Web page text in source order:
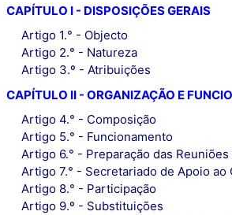
CAPÍTULO I - DISPOSIÇÕES GERAIS
Artigo 1.° - Objecto
Artigo 2.° - Natureza
Artigo 3.º - Atribuições
CAPÍTULO II - ORGANIZAÇÃO E
Artigo 4.° - Composição
Artigo 5.° - Funcionamento
Artigo 6.° - Preparação das
Artigo 7.° - Secretariado de Apoio
Artigo 8.° - Participação
Artigo 9.º - Substituições